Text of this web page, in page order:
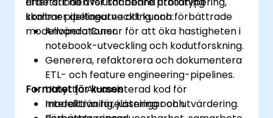
skalbar pipelineutveckling och förbättrade
modelloperationer.
kommer deltagarna att kunna:
Använda Cursor för att öka hastigheten i
notebook-utveckling och kodutforskning.
Generera, refaktorera och dokumentera
ETL- och feature engineering-pipelines.
Utnyttja AI-assisterad kod för
modellträning, justering och utvärdering.
Formatet för kursen
Interaktiva föreläsningar och